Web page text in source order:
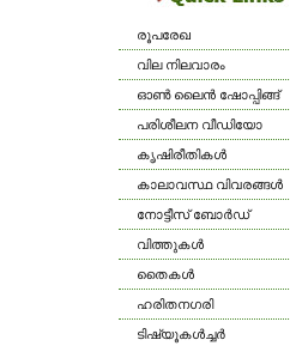
രൂപരേഖ
വില നിലവാരം
ഓണ്‍ ലൈന്‍ ഷോപ്പിങ്ങ്
പരിശീലന വീഡിയോ
കൃഷിരീതികള്‍
കാലാവസ്ഥ വിവരങ്ങള്‍
നോട്ടീസ് ബോര്‍ഡ്
വിത്തുകള്‍
തൈകള്‍
ഹരിതനഗരി
ടിഷ്യൂകള്‍ച്ചര്‍